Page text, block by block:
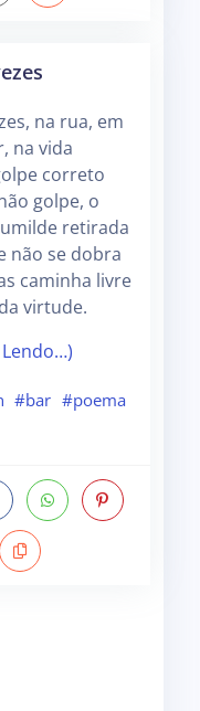
na rua, em
na vida
correto
golpe, o
retirada
não se dobra
caminha livre
virtude.
#bar #poema